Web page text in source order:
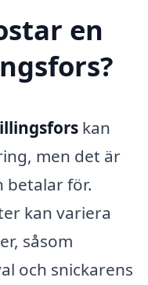
en
kan
men det är
betalar för.
kan variera
såsom
och snickarens